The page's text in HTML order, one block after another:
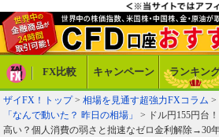
FX比較 キャンペーン ランキン
ザイFX！トップ> 相場を見通す超強力FXコラム >
「なんで動いた？ 昨日の相場」
> ドル円155円台
高い？個人消費の弱さと拙速なゼロ金利解除→30年